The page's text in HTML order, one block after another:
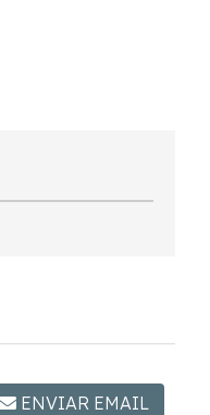
ENVIAR EMAIL